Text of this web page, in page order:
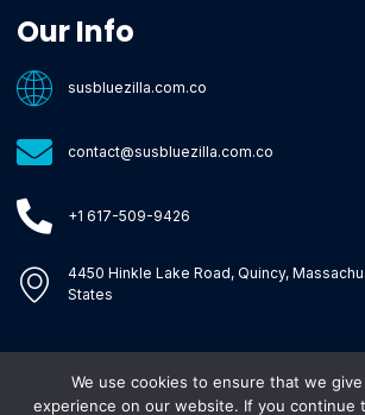
Our Info
susbluezilla.com.co
contact@susbluezilla.com.co
+1 617-509-9426
4450 Hinkle Lake Road, Quincy,
States
Copyright © 2026 Susbluezilla, All
We use cookies to ensure that we
experience on our website. If you continue